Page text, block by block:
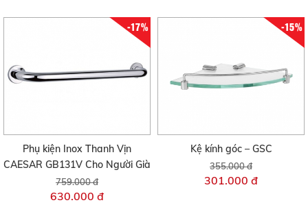
-17%
Phụ kiện Inox Thanh Vịn
CAESAR GB131V Cho Người Già
759.000 đ
630.000 đ
-15%
Kệ kính góc – GSC
355.000 đ
301.000 đ